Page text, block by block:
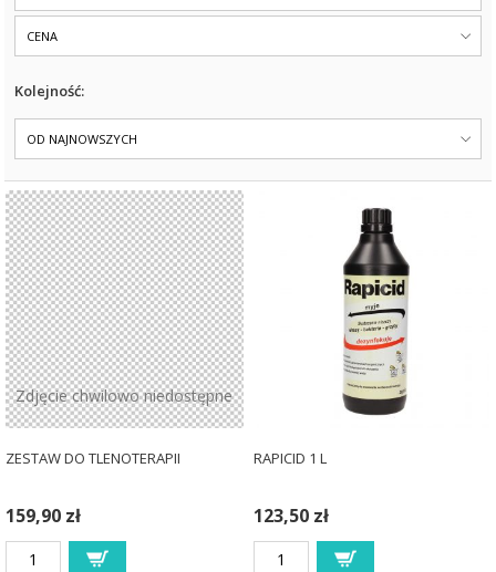
CENA
Kolejność:
OD NAJNOWSZYCH
Zdjęcie chwilowo niedostępne
ZESTAW DO TLENOTERAPII
159,90 zł
RAPICID 1 L
123,50 zł